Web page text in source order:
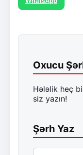
Oxucu
Hələlik heç
siz yazın!
Şərh Yaz